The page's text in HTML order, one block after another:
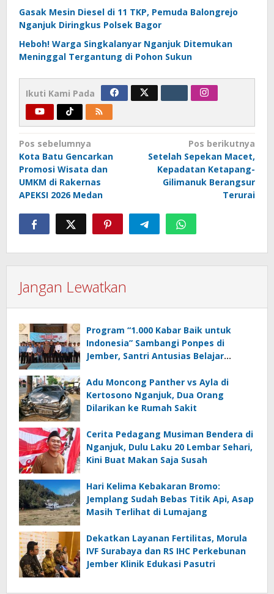
Gasak Mesin Diesel di 11 TKP, Pemuda Balongrejo
Nganjuk Diringkus Polsek Bagor
Heboh! Warga Singkalanyar Nganjuk Ditemukan
Meninggal Tergantung di Pohon Sukun
Ikuti Kami Pada
Navigasi
pos
Pos sebelumnya
Kota Batu Gencarkan
Promosi Wisata dan
UMKM di Rakernas
APEKSI 2026 Medan
Pos berikutnya
Setelah Sepekan Macet,
Kepadatan Ketapang-
Gilimanuk Berangsur
Terurai
Jangan Lewatkan
Program “1.000 Kabar Baik untuk
Indonesia” Sambangi Ponpes di
Jember, Santri Antusias Belajar
Adu Moncong Panther vs Ayla di
Kertosono Nganjuk, Dua Orang
Dilarikan ke Rumah Sakit
Cerita Pedagang Musiman Bendera di
Nganjuk, Dulu Laku 20 Lembar Sehari,
Kini Buat Makan Saja Susah
Hari Kelima Kebakaran Bromo:
Jemplang Sudah Bebas Titik Api, Asap
Masih Terlihat di Lumajang
Dekatkan Layanan Fertilitas, Morula
IVF Surabaya dan RS IHC Perkebunan
Jember Klinik Edukasi Pasutri